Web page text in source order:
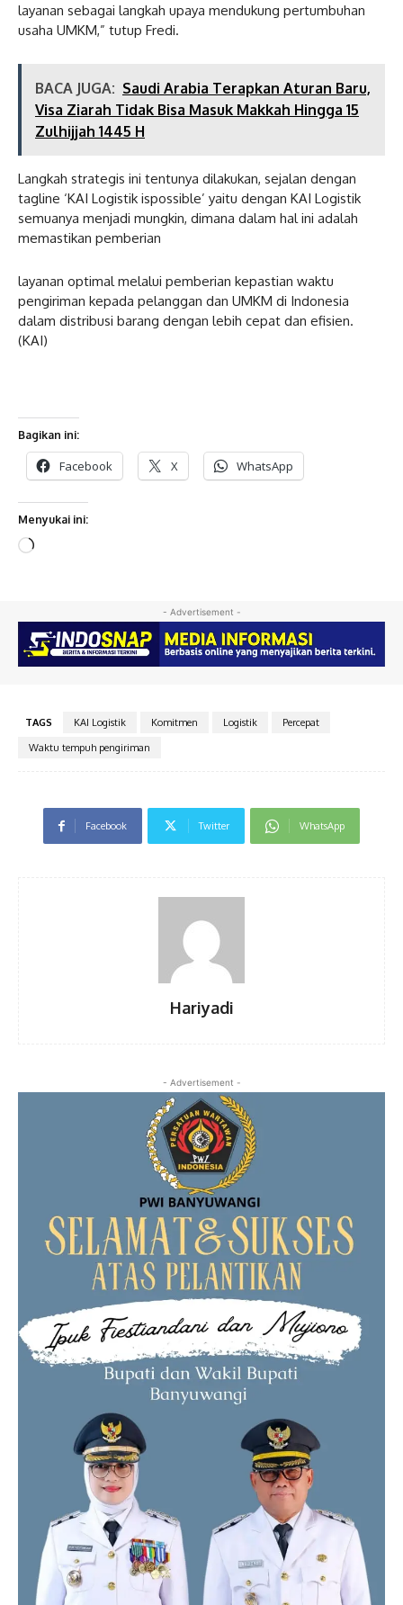
layanan sebagai langkah upaya mendukung pertumbuhan
usaha UMKM,” tutup Fredi.
BACA JUGA: Saudi Arabia Terapkan Aturan Baru,
Visa Ziarah Tidak Bisa Masuk Makkah Hingga 15
Zulhijjah 1445 H
Langkah strategis ini tentunya dilakukan, sejalan dengan
tagline ‘KAI Logistik ispossible’ yaitu dengan KAI Logistik
semuanya menjadi mungkin, dimana dalam hal ini adalah
memastikan pemberian
layanan optimal melalui pemberian kepastian waktu
pengiriman kepada pelanggan dan UMKM di Indonesia
dalam distribusi barang dengan lebih cepat dan efisien.
(KAI)
Bagikan ini:
Facebook X WhatsApp
Menyukai ini:
M
a
t
.
- Advertisement -
TAGS KAI Logistik Komitmen Logistik
Percepat
Waktu tempuh pengiriman
Facebook Twitter WhatsApp
Hariyadi
- Advertisement -